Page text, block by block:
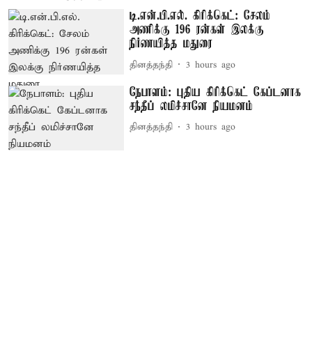
டி.என்.பி.எல். கிரிக்கெட்: சேலம்
அணிக்கு 196 ரன்கள் இலக்கு
நிர்ணயித்த மதுரை
தினத்தந்தி 3 hours ago
நேபாளம்: புதிய கிரிக்கெட் கேப்டனாக
சந்தீப் லமிச்சானே நியமனம்
தினத்தந்தி 3 hours ago